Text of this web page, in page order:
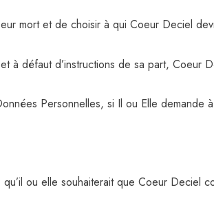
mort et de choisir à qui Coeur Deciel
défaut d’instructions de sa part, Coeur
Personnelles, si Il ou Elle demande
ou elle souhaiterait que Coeur Deciel